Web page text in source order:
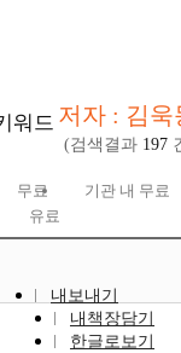
워드 저자 : 김욱
(검색결과 197
무료
기관 내 무료
유료
내보내기
내책장담기
한글로보기